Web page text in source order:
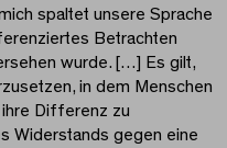
spaltet unsere Sprache
Betrachten
wurde. […] Es gilt,
in dem Menschen
Differenz zu
Widerstands gegen eine